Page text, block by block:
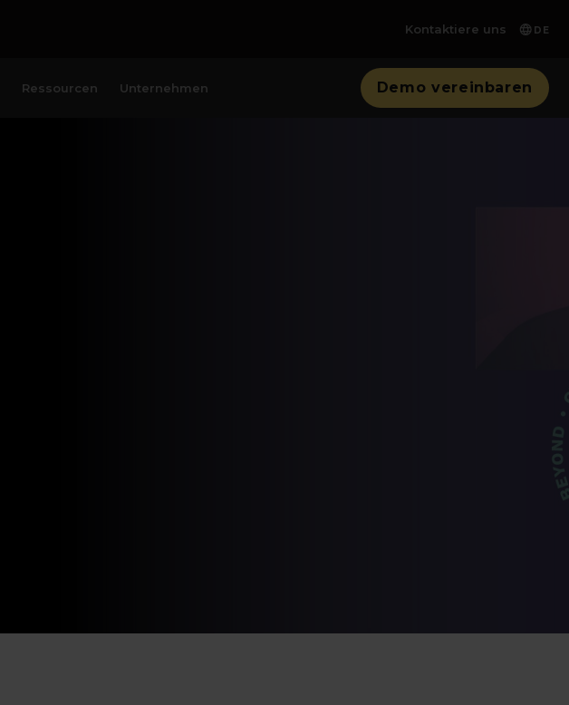
Kontaktiere uns DE
Ressourcen Unternehmen Demo vereinbaren